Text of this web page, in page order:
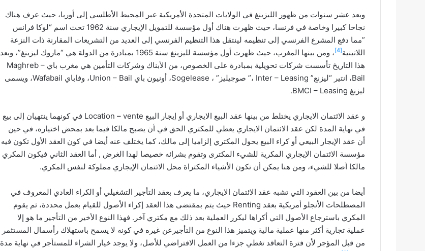
وبعد عشر سنوات من ظهور الليزينغ في الولايات المتحدة الأمريكية عبر المحيط الأطلسي إلى أوربا، حيث عرف هناك
نجاحا كبيرا وخاصة في فرنسا، حيث ظهرت هناك أول مؤسسة للتمويل الإيجاري سنة 1962 تحت اسم “لوكا فرانس
”مما دفع المشرع الفرنسي إلى تنظيمه لينتقل هذا التنظيم الفرنسي إلى العديد من التشريعات المقارنة ذات النزعة
اللاتينية[4]
، ومن بينها المغرب، حيث ظهرت أول مؤسسة لليزينغ سنة 1965 بمبادرة من الدولة هي “ماروك ليزينغ”، وبعد
هذا التاريخ تأسست شركات تحويلية بمبادرة على الخصوص، من الأبناك وشركات التأمين هي مغرب باي Maghreb –
Bail، انتير “ليزنع” Inter – Leasing ،” صوجيليز” ، Sogelease، أونيون باي Union – Bail، وفاباي Wafabail، ويسمى
ليزنغ BMCI – Leasing.
و عقد الائتمان الايجاري يختلط من بينها عقد البيع الايجاري أو إيجار البيع Location – vente في كونهما ينتهيان إلى بيع
في نهاية المدة لكن عقد الائتمان الايجاري يعطي للمكتري الحق في أن يصبح مالكا فيما بعد بمحض اختياره، في حين
أن عقد الإيجار البيعي أو كراء البيع يحول المكتري إلزاميا إلى مالك، كما يختلف عنه أيضا في كون العقد الأول تكون فيه
مؤسسة الائتمان الإيجاري المكرية للشيء المكترى وتقوم بشرائه خصيصا لهدا الغرض , أما العقد الثاني فيكون المكري
مالكا أصلا للشيء، ومن هنا يمكن أن تكون الأشياء المكتراة محل الائتمان الإيجاري مملوكة لنفس المكري.
أيضا من بين العقود التي تشبه عقد الائتمان الايجاري، ما يعرف بعقد التأجير التشغيلي أو الكراء العادي المعروف في
المصطلحات الأنجلو أمريكية بعقد Renting حيث يتم بمقتضى هذا العقد إكراء الأصول للقيام بعمل محددة، ثم يقوم
المكري باسترجاع الأصول التي أكراها ليكرر العملية بعد ذلك مع مكتري آخر. فهذا النوع الأخير من التأجير ما هو إلا
عملية تجارية أكثر منها عملية مالية ويتميز هذا النوع من التأجيرعن غيره في كونه لا يسمح باستهلاك رأسمال المستثمر
من قبل المؤجر لأن فترة التعاقد تغطي جزءا من العمل الافتراضي للأصل، ولا يوجد خيار الشراء للمستأجر في نهاية مدة